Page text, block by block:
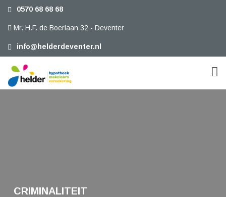
0570 68 68 68
Mr. H.F. de Boerlaan 32 - Deventer
info@helderdeventer.nl
CRIMINALITEIT